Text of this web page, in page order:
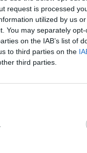
request is processed
utilized by us
You may separately
on the IAB’s list of
to third parties on the
third parties.
В Риге из
безопасности